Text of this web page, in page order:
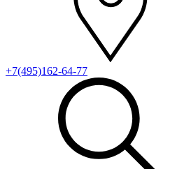
+7(495)162-64-77